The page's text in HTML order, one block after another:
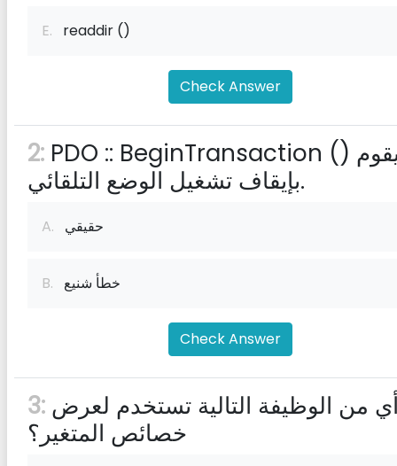
E. readdir ()
Check Answer
2: PDO :: BeginTransaction () يقوم
بإيقاف تشغيل الوضع التلقائي.
A. حقيقي
B. خطأ شنيع
Check Answer
3:
خصائص المتغير؟